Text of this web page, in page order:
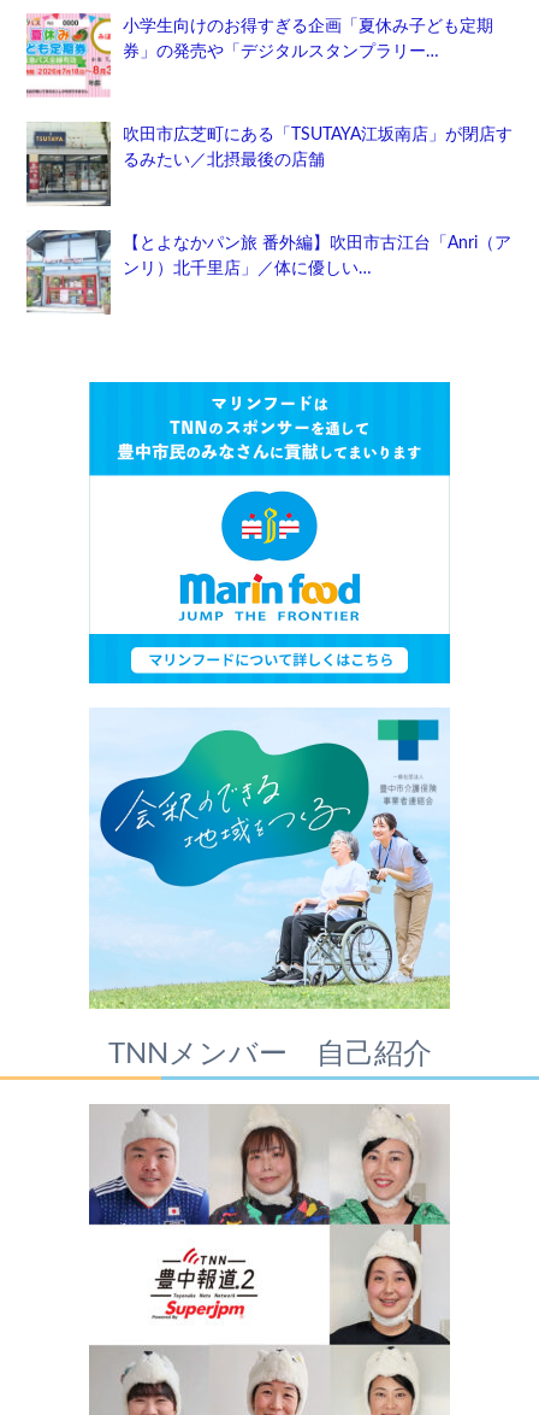
小学生向けのお得すぎる企画「夏休み子ども定期
券」の発売や「デジタルスタンプラリー…
吹田市広芝町にある「TSUTAYA江坂南店」が閉店す
るみたい／北摂最後の店舗
【とよなかパン旅 番外編】吹田市古江台「Anri（ア
ンリ）北千里店」／体に優しい…
TNNメンバー 自己紹介